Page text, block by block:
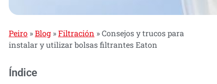
Peiro »Blog »Filtración »Consejos y trucos para
instalar y utilizar bolsas filtrantes Eaton
Índice